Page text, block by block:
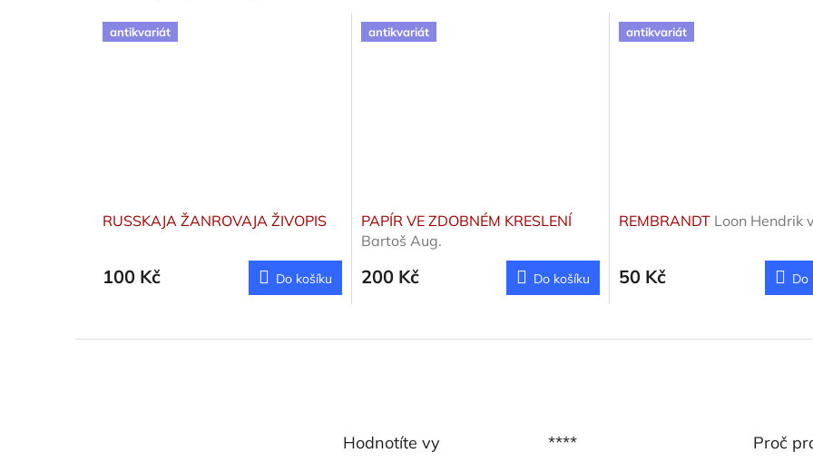
antikvariát
RUSSKAJA ŽANROVAJA ŽIVOPIS
100 Kč Do košíku
antikvariát
PAPÍR VE ZDOBNÉM KRESLENÍ
Bartoš Aug.
200 Kč Do košíku
antikvariát
REMBRANDT Loon Hendrik
50 Kč Do
Hodnotíte vy
**** Proč